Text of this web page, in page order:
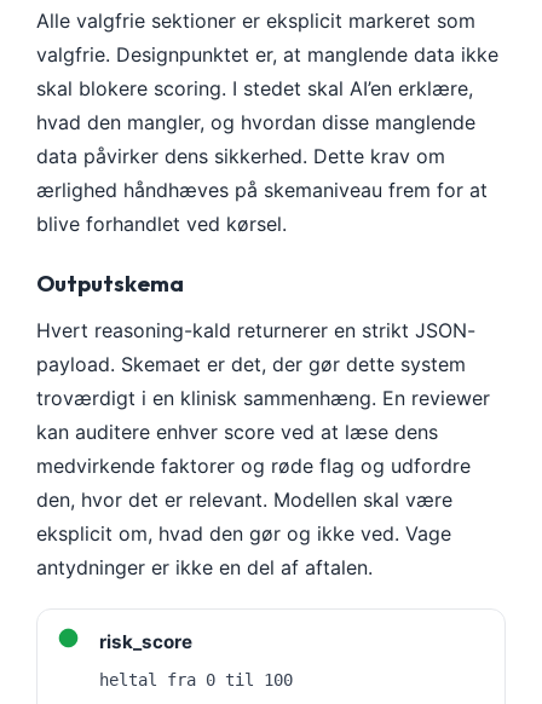
Alle valgfrie sektioner er eksplicit markeret som
valgfrie. Designpunktet er, at manglende data ikke
skal blokere scoring. I stedet skal AI’en erklære,
hvad den mangler, og hvordan disse manglende
data påvirker dens sikkerhed. Dette krav om
ærlighed håndhæves på skemaniveau frem for at
blive forhandlet ved kørsel.
Outputskema
Hvert reasoning-kald returnerer en strikt JSON-
payload. Skemaet er det, der gør dette system
troværdigt i en klinisk sammenhæng. En reviewer
kan auditere enhver score ved at læse dens
medvirkende faktorer og røde flag og udfordre
den, hvor det er relevant. Modellen skal være
eksplicit om, hvad den gør og ikke ved. Vage
antydninger er ikke en del af aftalen.
● risk_score
heltal fra 0 til 100
Slovenčina
كوردی‎
پښتو
سنڌي
සිංහල
অসমীয়া
Latviešu valoda
Македонски јазик
Euskara
Gàidhlig
العربية المغربية
Монгол
ພາສາລາວ
Basa Jawa
Cebuano